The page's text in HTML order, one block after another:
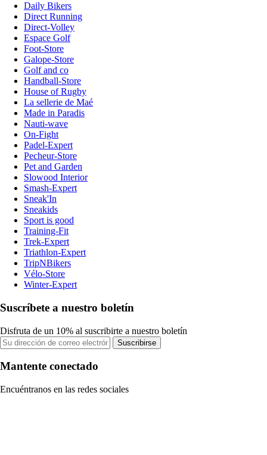
Daily Bikers
Direct Running
Direct-Volley
Espace Golf
Foot-Store
Galope-Store
Golf and co
Handball-Store
House of Rugby
La sellerie de Maé
Made in Paradis
Nauti-wave
On-Fight
Padel-Expert
Pecheur-Store
Pet and Garden
Slowood Interior
Smash-Expert
Sneak'In
Sneakids
Sport is good
Training-Fit
Trek-Expert
Triathlon-Expert
TripNBikers
Vélo-Store
Winter-Expert
Suscríbete a nuestro boletín
Disfruta de un 10% al suscribirte a nuestro boletín
Suscribirse
Mantente conectado
Encuéntranos en las redes sociales